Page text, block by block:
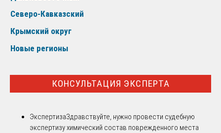
Северо-Кавказский
Крымский округ
Новые регионы
КОНСУЛЬТАЦИЯ ЭКСПЕРТА
ЭкспертизаЗдравствуйте, нужно провести судебную
экспертизу химический состав поврежденного места